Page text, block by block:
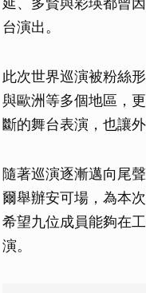
台演出。
此次世界巡演被粉絲
與歐洲等多個地區，
斷的舞台表演，也讓
隨著巡演逐漸邁向尾
爾舉辦安可場，為本
希望九位成員能夠在
演。